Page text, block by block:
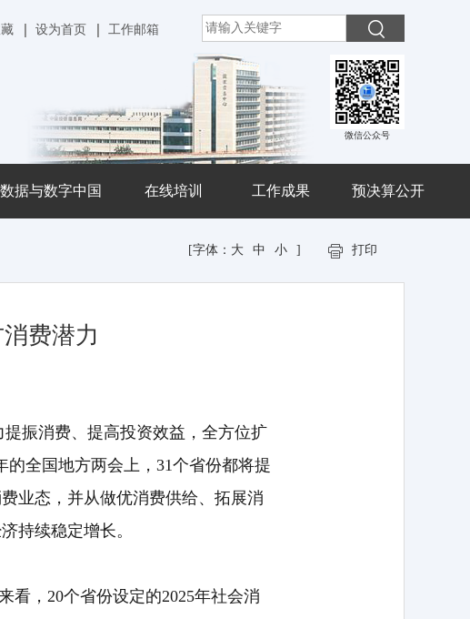
设为首页 工作邮箱
微信公众号
据与数字中国 在线培训 工作成果 预决算公开
[字体： 大 中 小 ] 打印
费潜力
振消费、提高投资效益，全方位扩
全国地方两会上，31个省份都将提
业态，并从做优消费供给、拓展消
持续稳定增长。
看，20个省份设定的2025年社会消